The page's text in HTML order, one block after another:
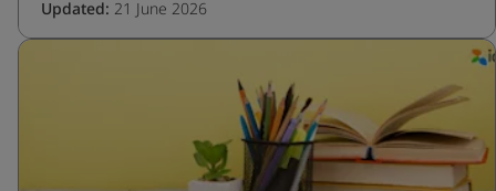
Updated: 21 June 2026